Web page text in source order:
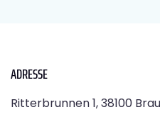
ADRESSE
Ritterbrunnen 1, 38100